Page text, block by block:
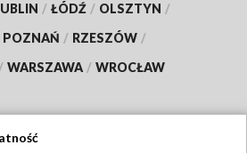
/ ŁÓDŹ / OLSZTYN /
POZNAŃ / RZESZÓW /
/ WARSZAWA / WROCŁAW